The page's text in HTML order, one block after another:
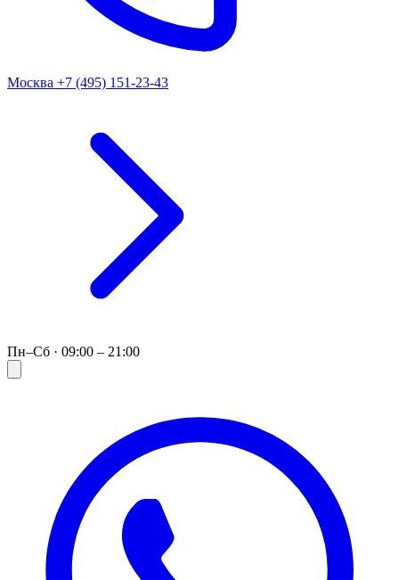
Москва +7 (495) 151-23-43
Пн–Сб · 09:00 – 21:00